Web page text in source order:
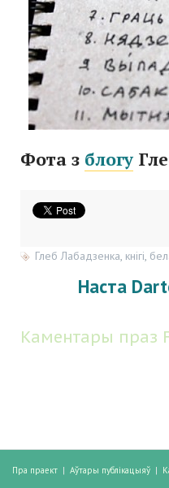
Фота з блогу
Глеб Лабадзенка кнігі
Наста
Каментары праз
Пра праект | Аўтары публікацыяў |